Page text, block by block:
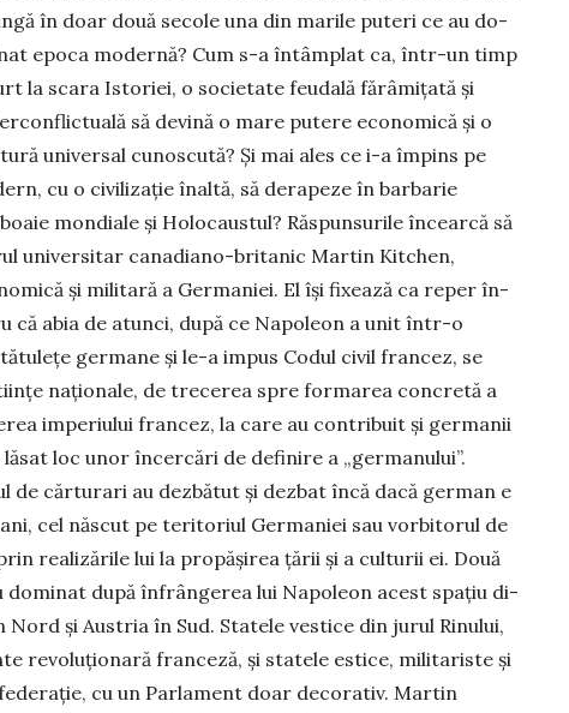
în doar două secole una din ma­rile puteri ce au do­
epoca moder­nă? Cum s-a întâmplat ca, într-un timp
la scara Isto­riei, o socie­tate feudală fărâ­mi­țată și
să devină o mare putere economică și o
universal cunoscută? Și mai ales ce i-a împins pe
cu o civilizație înaltă, să derape­ze în barbarie
mondiale și Holo­caustul? Răspunsurile în­cearcă să
universitar canadiano-brita­nic Martin Kitchen,
și militară a Germaniei. El își fi­xează ca reper în­
că abia de atunci, după ce Napoleon a unit într-o
germane și le-a impus Codul civil francez, se
na­ționale, de trecerea spre for­marea concretă a
impe­riu­lui francez, la care au contri­buit și germanii
loc unor încer­cări de de­finire a „ger­ma­nului”.
căr­turari au dez­bătut și dezbat încă dacă ger­man e
cel născut pe te­ri­toriul Germa­niei sau vorbi­torul de
realizările lui la propășirea țării și a culturii ei. Două
după în­frân­gerea lui Napoleon acest spa­țiu di­
și Austria în Sud. Sta­tele vestice din jurul Ri­nului,
revoluționară franceză, și statele estice, militariste și
cu un Parlament doar de­corativ. Martin